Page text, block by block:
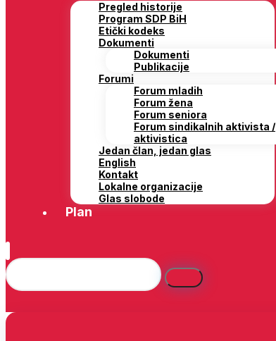
Pregled historije
Program SDP BiH
Etički kodeks
Dokumenti
Dokumenti
Publikacije
Forumi
Forum mladih
Forum žena
Forum seniora
Forum sindikalnih aktivista /
aktivistica
Jedan član, jedan glas
English
Kontakt
Lokalne organizacije
Glas slobode
Plan